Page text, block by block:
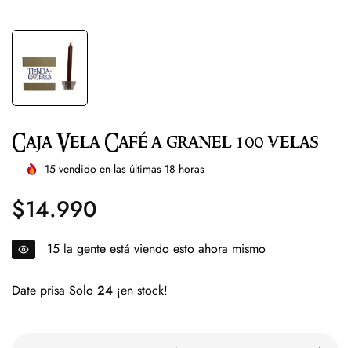
Caja Vela Café a granel 100 velas
15 vendido en las últimas 18 horas
Precio
regular
$14.990
15 la gente está viendo esto ahora mismo
Date prisa Solo 24 ¡en stock!